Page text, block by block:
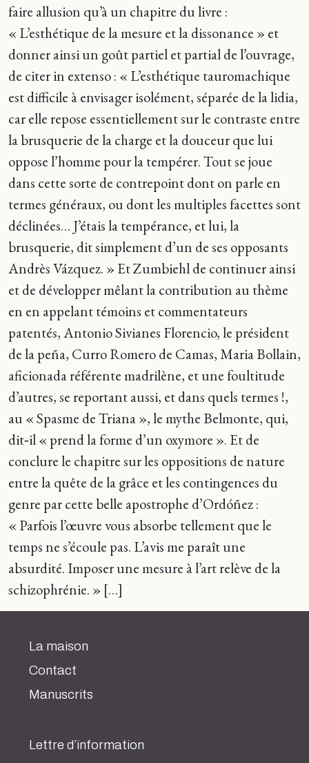
faire allusion qu’à un chapitre du livre :
« L’esthétique de la mesure et la dissonance » et
donner ainsi un goût partiel et partial de l’ouvrage,
de citer in extenso : « L’esthétique tauromachique
est difficile à envisager isolément, séparée de la lidia,
car elle repose essentiellement sur le contraste entre
la brusquerie de la charge et la douceur que lui
oppose l’homme pour la tempérer. Tout se joue
dans cette sorte de contrepoint dont on parle en
termes généraux, ou dont les multiples facettes sont
déclinées… J’étais la tempérance, et lui, la
brusquerie, dit simplement d’un de ses opposants
Andrès Vázquez. » Et Zumbiehl de continuer ainsi
et de développer mêlant la contribution au thème
en en appelant témoins et commentateurs
patentés, Antonio Sivianes Florencio, le président
de la peña, Curro Romero de Camas, Maria Bollain,
aficionada référente madrilène, et une foultitude
d’autres, se reportant aussi, et dans quels termes !,
au « Spasme de Triana », le mythe Belmonte, qui,
dit‑il « prend la forme d’un oxymore ». Et de
conclure le chapitre sur les oppositions de nature
entre la quête de la grâce et les contingences du
genre par cette belle apostrophe d’Ordóñez :
« Parfois l’œuvre vous absorbe tellement que le
temps ne s’écoule pas. L’avis me paraît une
absurdité. Imposer une mesure à l’art relève de la
schizophrénie. » […]
La maison
Contact
Manuscrits
Lettre d’information